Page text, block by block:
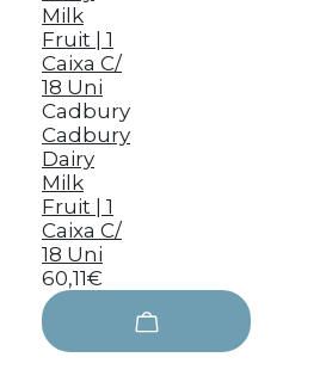
Cadbury
Cadbury
Dairy
Milk
Fruit | 1
Caixa C/
18 Uni
60,11€